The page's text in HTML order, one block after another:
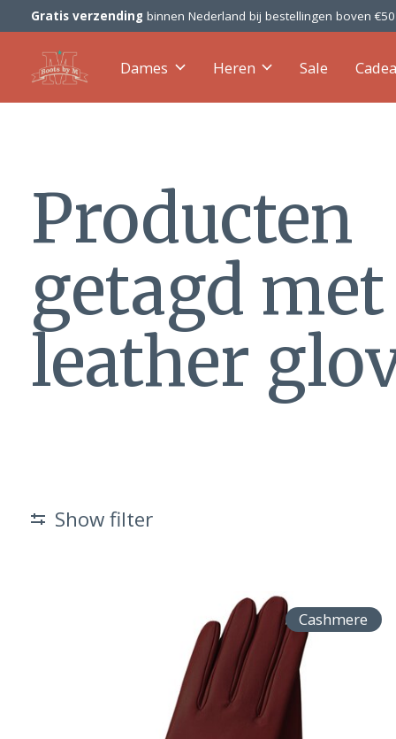
Gratis verzending binnen Nederland bij bestellingen boven
Dames Heren Sale
Producten
getagd met
leather
Show filter
Cashmere